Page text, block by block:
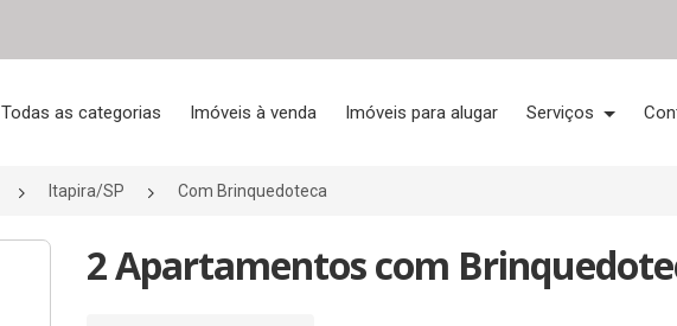
Todas as categorias Imóveis à venda Imóveis para alugar Serviços
Itapira/SP Com Brinquedoteca
2 Apartamentos com